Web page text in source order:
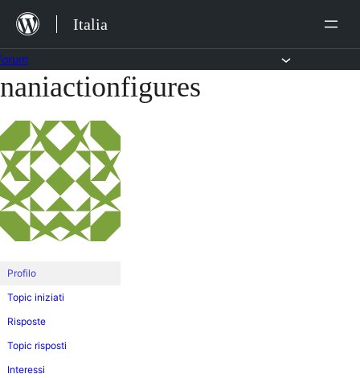
Salta
contenuto
Italia
Vai
contenuto
naniactionfigures
Profilo
Topic iniziati
Risposte
Topic risposti
Interessi